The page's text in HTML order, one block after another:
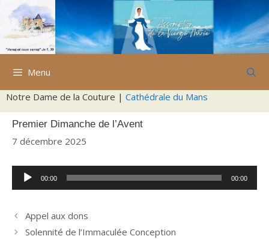
Aller
contenu
Menu
Notre Dame de la Couture | Cathédrale du Mans
Premier Dimanche de l’Avent
7 décembre 2025
Lecteur
audio
00:00 00:00
Appel aux dons
Solennité de l’Immaculée Conception